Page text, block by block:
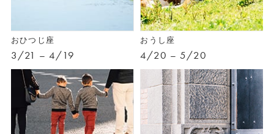
おひつじ座
3/21 – 4/19
おうし座
4/20 – 5/20